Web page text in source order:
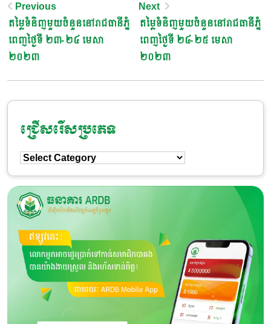
Post
Navigation
Previous
តម្លៃទំនិញមួយចំនួននៅរាជធានីភ្នំ
ពេញថ្ងៃទី ២៣-២៤ មេសា
២០២៣
Next
តម្លៃទំនិញមួយចំនួននៅរាជធានីភ្នំ
ពេញថ្ងៃទី ២៤-២៥ មេសា
២០២៣
ជ្រើសរើសប្រភេទ
ជ្រើសរើស
ប្រភេទ